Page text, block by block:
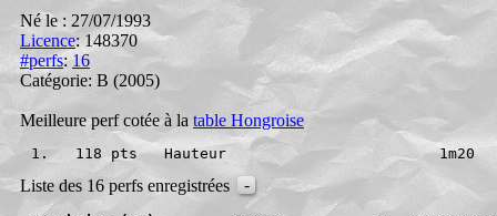
Né le : 27/07/1993
Licence: 148370
#perfs:16
Catégorie: B (2005)
Meilleure perf cotée à la table Hongroise
1.   118 pts   Hauteur                        1m20
Liste des 16 perfs enregistrées -